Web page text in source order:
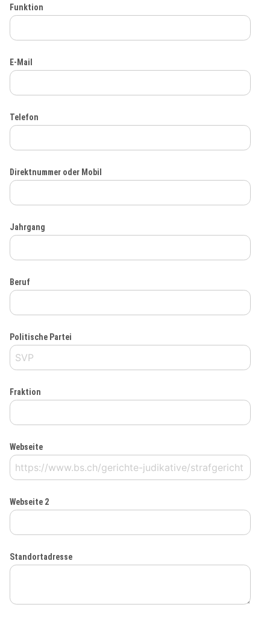
Funktion
E-Mail
Telefon
Direktnummer oder Mobil
Jahrgang
Beruf
Politische Partei
Fraktion
Webseite
Webseite 2
Standortadresse